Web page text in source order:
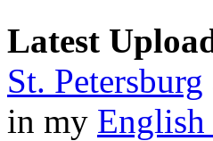
Latest
St. Petersburg
in my